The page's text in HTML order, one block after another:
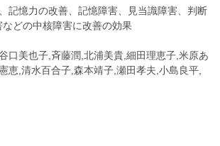
記憶力の改善、記憶障害、見当識障害、判断
どの中核障害に改善の効果
口美也子,斉藤潤,北浦美貴,細田理恵子,米原あ
恵,清水百合子,森本靖子,瀬田孝夫,小島良平,